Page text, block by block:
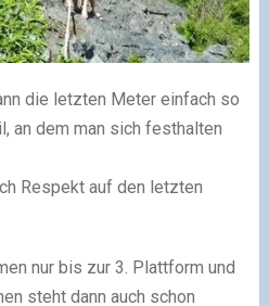
die letzten Meter einfach so
an dem man sich festhalten
Respekt auf den letzten
nur bis zur 3. Plattform und
steht dann auch schon